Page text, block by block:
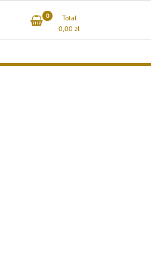
0
Total
0,00 zł